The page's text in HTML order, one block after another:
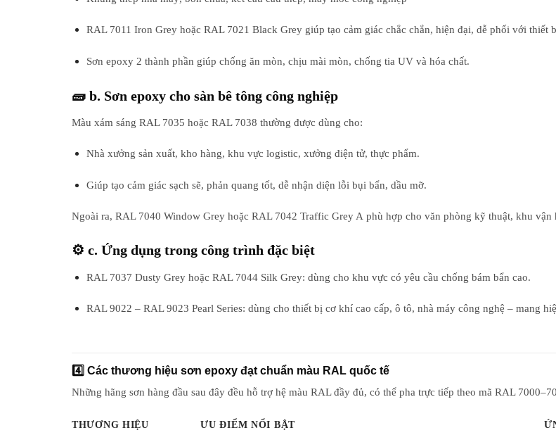
RAL 7011 Iron Greyhoặc RAL 7021 Black Greygiúp tạo cảm giác chắc chắn, hiện đại, dễ phối với thiết
Sơn epoxy 2 thành phần giúp chống ăn mòn, chịu mài mòn, chống tia UV và hóa chất.
🧱 b. Sơn epoxy cho sàn bê tông công nghiệp
Màu xám sáng RAL 7035 hoặc RAL 7038 thường được dùng cho:
Nhà xưởng sản xuất, kho hàng, khu vực logistic, xưởng điện tử, thực phẩm.
Giúp tạo cảm giác sạch sẽ, phản quang tốt, dễ nhận diện lỗi bụi bẩn, dầu mỡ.
Ngoài ra, RAL 7040 Window Grey hoặc RAL 7042 Traffic Grey A phù hợp cho văn phòng kỹ thuật, khu vận
⚙️ c. Ứng dụng trong công trình đặc biệt
RAL 7037 Dusty Greyhoặc RAL 7044 Silk Grey: dùng cho khu vực có yêu cầu chống bám bẩn cao.
RAL 9022 – RAL 9023 Pearl Series: dùng cho thiết bị cơ khí cao cấp, ô tô, nhà máy công nghệ – mang
4️⃣ Các thương hiệu sơn epoxy đạt chuẩn màu RAL quốc tế
Những hãng sơn hàng đầu sau đây đều hỗ trợ hệ màu RAL đầy đủ, có thể pha trực tiếp theo mã RAL
THƯƠNG HIỆU ƯU ĐIỂM NỔI BẬT